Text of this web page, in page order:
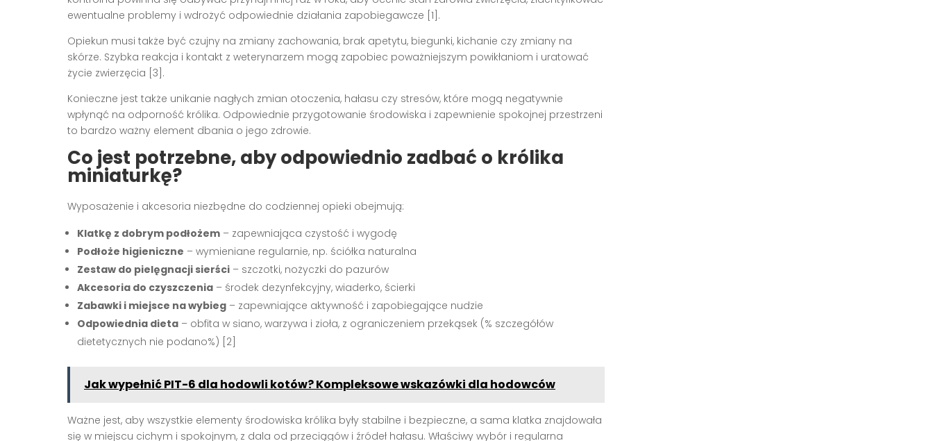
ewentualne problemy i wdrożyć odpowiednie działania zapobiegawcze [1].
Opiekun musi także być czujny na zmiany zachowania, brak apetytu, biegunki, kichanie czy zmiany na
skórze. Szybka reakcja i kontakt z weterynarzem mogą zapobiec poważniejszym powikłaniom i uratować
życie zwierzęcia [3].
Konieczne jest także unikanie nagłych zmian otoczenia, hałasu czy stresów, które mogą negatywnie
wpłynąć na odporność królika. Odpowiednie przygotowanie środowiska i zapewnienie spokojnej przestrzeni
to bardzo ważny element dbania o jego zdrowie.
Co jest potrzebne, aby odpowiednio zadbać o królika
miniaturkę?
Wyposażenie i akcesoria niezbędne do codziennej opieki obejmują:
Klatkę z dobrym podłożem – zapewniająca czystość i wygodę
Podłoże higieniczne – wymieniane regularnie, np. ściółka naturalna
Zestaw do pielęgnacji sierści – szczotki, nożyczki do pazurów
Akcesoria do czyszczenia – środek dezynfekcyjny, wiaderko, ścierki
Zabawki i miejsce na wybieg – zapewniające aktywność i zapobiegające nudzie
Odpowiednia dieta – obfita w siano, warzywa i zioła, z ograniczeniem przekąsek (% szczegółów
dietetycznych nie podano%) [2]
Jak wypełnić PIT-6 dla hodowli kotów? Kompleksowe wskazówki dla hodowców
Ważne jest, aby wszystkie elementy środowiska królika były stabilne i bezpieczne, a sama klatka znajdowała
się w miejscu cichym i spokojnym, z dala od przeciągów i źródeł hałasu. Właściwy wybór i regularna